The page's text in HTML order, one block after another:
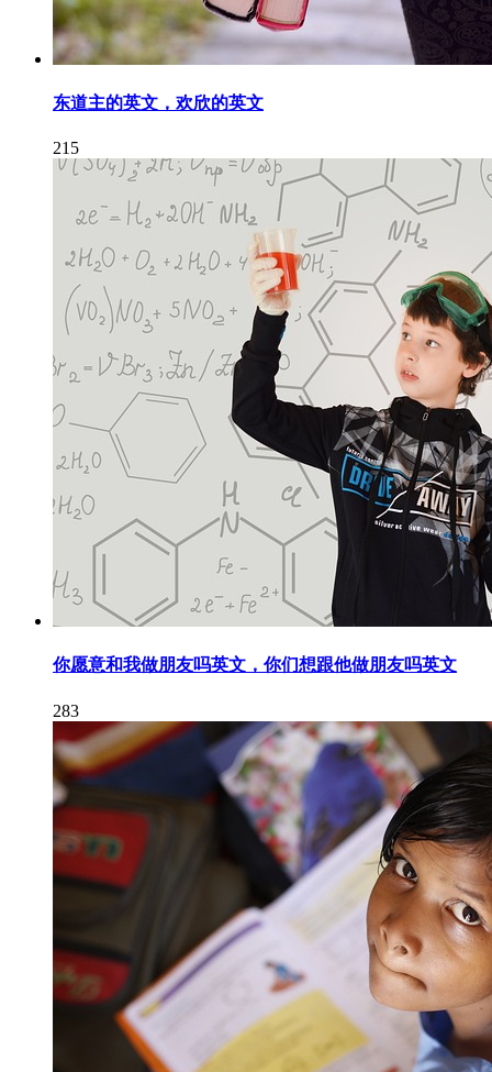
东道主的英文，欢欣的英文
215
你愿意和我做朋友吗英文，你们想跟他做朋友吗英文
283